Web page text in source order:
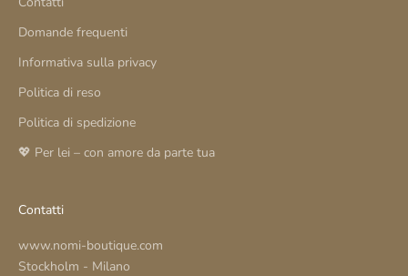
Domande frequenti
Informativa sulla privacy
Politica di reso
Politica di spedizione
💖 Per lei – con amore da parte tua
Contatti
www.nomi-boutique.com
Stockholm - Milano